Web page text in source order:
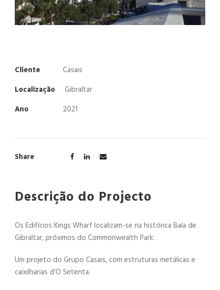
Cliente
Casais
Localização
Gibraltar
Ano
2021
Share
Descrição do Projecto
Os Edifícios Kings Wharf localizam-se na histórica Baía de
Gibraltar, próximos do Commonwealth Park.
Um projeto do Grupo Casais, com estruturas metálicas e
caixilharias d’O Setenta.